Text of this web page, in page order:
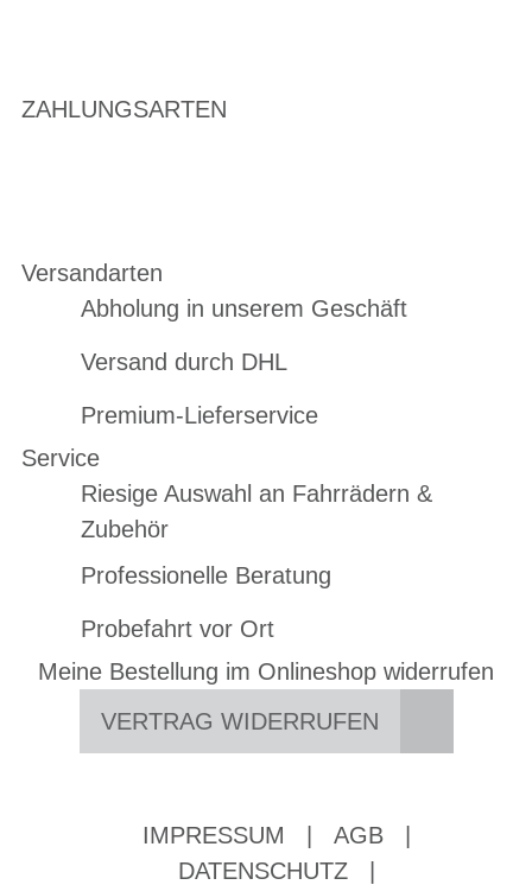
ZAHLUNGSARTEN
Versandarten
Abholung in unserem Geschäft
Versand durch DHL
Premium-Lieferservice
Service
Riesige Auswahl an Fahrrädern &
Zubehör
Professionelle Beratung
Probefahrt vor Ort
Meine Bestellung im Onlineshop widerrufen
VERTRAG WIDERRUFEN
IMPRESSUM AGB
DATENSCHUTZ